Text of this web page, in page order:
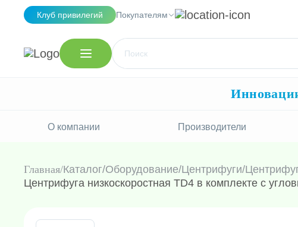
Клуб привилегий Покупателям
О компании Производители
Главная Каталог/Оборудование/Центрифуги/
Центрифуга низкоскоростная TD4 в комплекте с